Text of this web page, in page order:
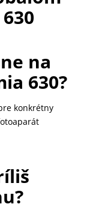
na
630?
konkrétny